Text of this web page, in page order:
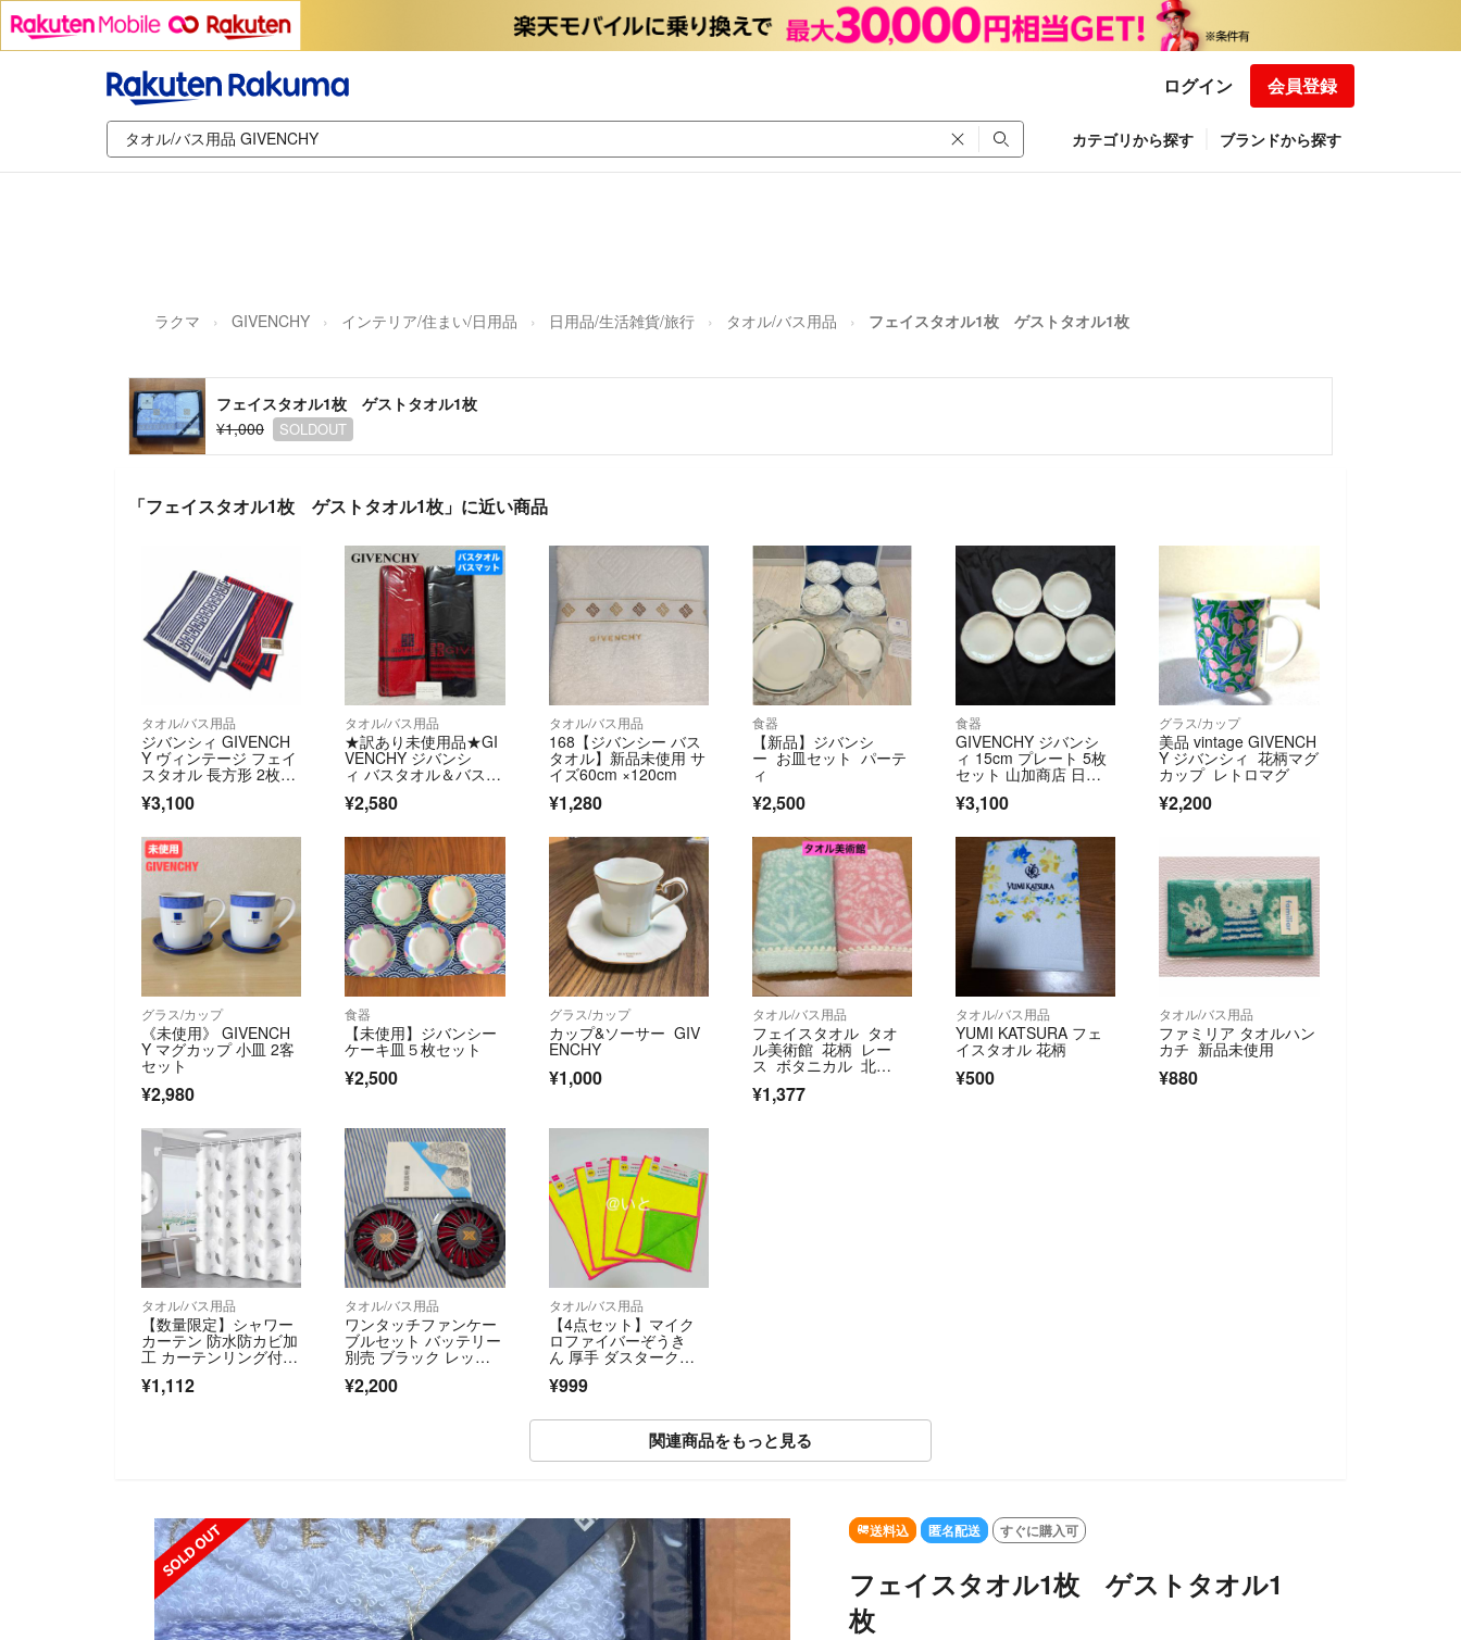
ログイン 会員登録
カテゴリから探す ブランドから探す
ラクマ GIVENCHY インテリア/住まい/日用品 日用品/生活雑貨/旅行 タオル/バス用品 フェイスタオル1枚 ゲストタオル1枚
フェイスタオル1枚 ゲストタオル1枚
¥1,000
SOLDOUT
「フェイスタオル1枚 ゲストタオル1枚」に近い商品
タオル/バス用品
ジバンシィ GIVENCH
Y ヴィンテージ フェイ
スタオル 長方形 2枚セ
ット
¥3,100
タオル/バス用品
★訳あり未使用品★GI
VENCHY ジバンシ
ィ バスタオル＆バスマ
ットセット お風呂場グ
ッズ バス用品セット
¥2,580
タオル/バス用品
168【ジバンシー バス
タオル】新品未使用 サ
イズ60cm ×120cm
¥1,280
食器
【新品】ジバンシ
ー お皿セット パーテ
ィ
¥2,500
食器
GIVENCHY ジバンシ
ィ 15cm プレート 5枚
セット 山加商店 日本
製
¥3,100
グラス/カップ
美品 vintage GIVENCH
Y ジバンシィ 花柄マグ
カップ レトロマグ
¥2,200
グラス/カップ
《未使用》 GIVENCH
Y マグカップ 小皿 2客
セット
¥2,980
食器
【未使用】ジバンシー
ケーキ皿５枚セット
¥2,500
グラス/カップ
カップ&ソーサー GIV
ENCHY
¥1,000
タオル/バス用品
フェイスタオル タオ
ル美術館 花柄 レー
ス ボタニカル 北
¥1,377
タオル/バス用品
YUMI KATSURA フェ
イスタオル 花柄
¥500
タオル/バス用品
ファミリア タオルハン
カチ 新品未使用
¥880
タオル/バス用品
【数量限定】シャワー
カーテン 防水防カビ加
工 カーテンリング付
¥1,112
タオル/バス用品
ワンタッチファンケー
ブルセット バッテリー
別売 ブラック レッド f
¥2,200
タオル/バス用品
【4点セット】マイク
ロファイバーぞうき
ん 厚手 ダスタークロ
¥999
関連商品をもっと見る
SOLD OUT 送料込 匿名配送 すぐに購入可
フェイスタオル1枚 ゲストタオル1
枚